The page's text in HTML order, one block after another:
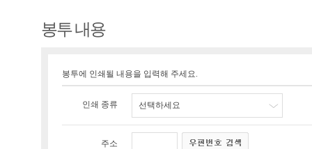
봉투 내용
봉투에 인쇄될 내용을 입력해 주세요.
인쇄 종류 선택하세요
주소